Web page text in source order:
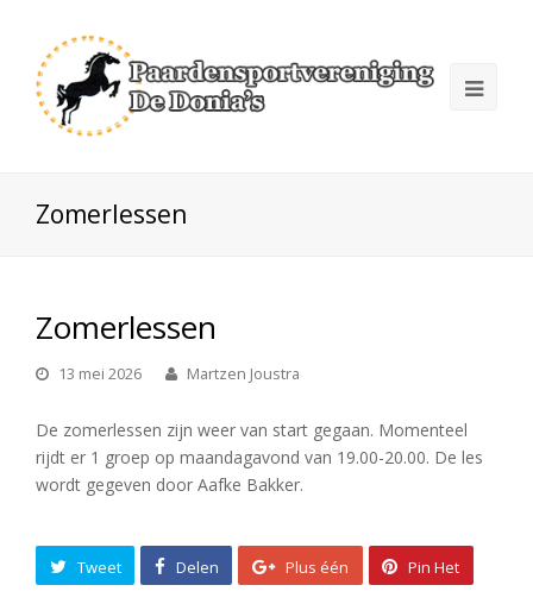
Zomerlessen
Zomerlessen
13 mei 2026 Martzen Joustra
De zomerlessen zijn weer van start gegaan. Momenteel
rijdt er 1 groep op maandagavond van 19.00-20.00. De les
wordt gegeven door Aafke Bakker.
Tweet Delen Plus één Pin Het